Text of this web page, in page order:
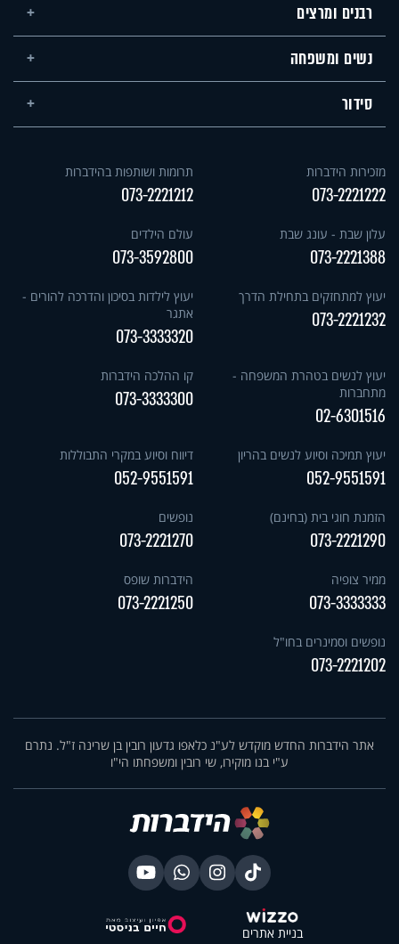
רבנים ומרצים
נשים ומשפחה
סידור
מזכירות הידברות
073-2221222
תרומות ושותפות בהידברות
073-2221212
עלון שבת - עונג שבת
073-2221388
עולם הילדים
073-3592800
יעוץ למתחזקים בתחילת הדרך
073-2221232
יעוץ לילדות בסיכון והדרכה להורים -
אתגר
073-3333320
יעוץ לנשים בטהרת המשפחה -
מתחברות
02-6301516
קו ההלכה הידברות
073-3333300
יעוץ תמיכה וסיוע לנשים בהריון
052-9551591
דיווח וסיוע במקרי התבוללות
052-9551591
הזמנת חוגי בית (בחינם)
073-2221290
נופשים
073-2221270
ממיר צופיה
073-3333333
הידברות שופס
073-2221250
נופשים וסמינרים בחו"ל
073-2221202
אתר הידברות החדש מוקדש לע"נ כלאפו גדעון רובין בן שרינה ז"ל. נתרם
ע"י בנו מוקירו, שי רובין ומשפחתו הי"ו
בניית אתרים